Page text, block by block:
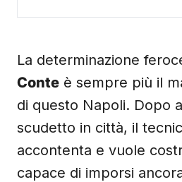
La determinazione
Conte è sempre più il
di questo Napoli. Dopo
scudetto in città, il
accontenta e vuole
capace di imporsi